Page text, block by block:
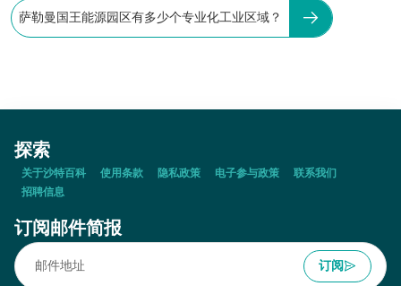
萨勒曼国王能源园区有多少个专业化工业区域？
探索
关于沙特百科 使用条款 隐私政策 电子参与政策
联系我们
招聘信息
订阅邮件简报
订阅